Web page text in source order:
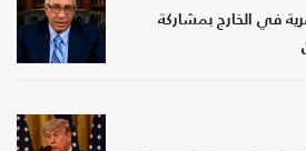
في الخارج بمشاركة